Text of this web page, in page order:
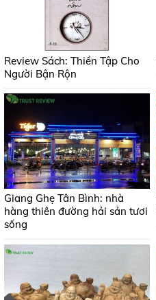
Review Sách: Thiền Tập Cho
Người Bận Rộn
Giang Ghẹ Tân Bình: nhà
hàng thiên đường hải sản tươi
sống